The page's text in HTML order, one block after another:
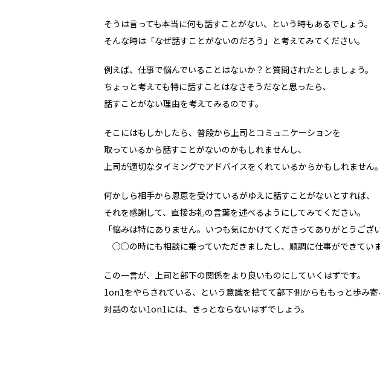
そうは言っても本当に何も話すことがない、という時もあるでしょう。
そんな時は「なぜ話すことがないのだろう」と考えてみてください。
例えば、仕事で悩んでいることはないか？と質問されたとしましょう。
ちょっと考えても特に話すことはなさそうだなと思ったら、
話すことがない理由を考えてみるのです。
そこにはもしかしたら、普段から上司とコミュニケーションを
取っているから話すことがないのかもしれませんし、
上司が適切なタイミングでアドバイスをくれているからかもしれません。
何かしら相手から恩恵を受けているがゆえに話すことがないとすれば、
それを感謝して、直接お礼の言葉を述べるようにしてみてください。
「悩みは特にありません。いつも気にかけてくださってありがとうござい
○○の時にも相談に乗っていただきましたし、順調に仕事ができていま
この一言が、上司と部下の関係をより良いものにしていくはずです。
1on1をやらされている、という意識を捨てて部下側からももっと歩み寄
対話のない1on1には、きっとならないはずでしょう。